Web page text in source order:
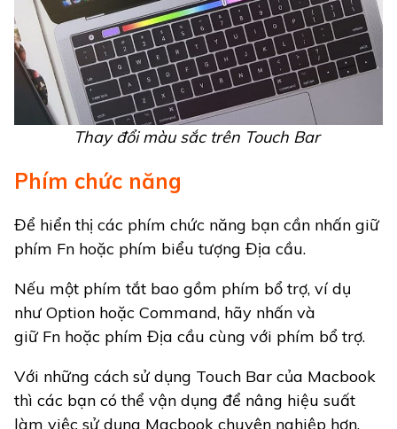
Thay đổi màu sắc trên Touch Bar
Phím chức năng
Để hiển thị các phím chức năng bạn cần nhấn giữ
phím Fn hoặc phím biểu tượng Địa cầu.
Nếu một phím tắt bao gồm phím bổ trợ, ví dụ
như Option hoặc Command, hãy nhấn và
giữ Fn hoặc phím Địa cầu cùng với phím bổ trợ.
Với những cách sử dụng Touch Bar của Macbook
thì các bạn có thể vận dụng để nâng hiệu suất
làm việc sử dụng Macbook chuyên nghiệp hơn.